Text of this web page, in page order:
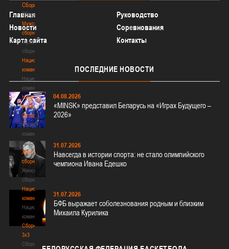
Сборные
Сборные
Мужские
сборные
Мужские
сборные
Национальная
команда
Национальная
команда
Национальная
команда
(история)
Национальная
команда
(история)
Женские
сборные
Женские
сборные
Национальная
команда
Национальная
команда
Сборные
3х3
Сборные
Главная
Руководство
Новости
Соревнования
Карта сайта
Контакты
ПОСЛЕДНИЕ НОВОСТИ
04.08.2026
«MINSK» представил Беларусь на «Играх Будущего –
2026»
31.07.2026
Навсегда в истории спорта: не стало олимпийского
чемпиона Ивана Едешко
31.07.2026
БФБ выражает соболезнования родным и близким
Михаила Курилика